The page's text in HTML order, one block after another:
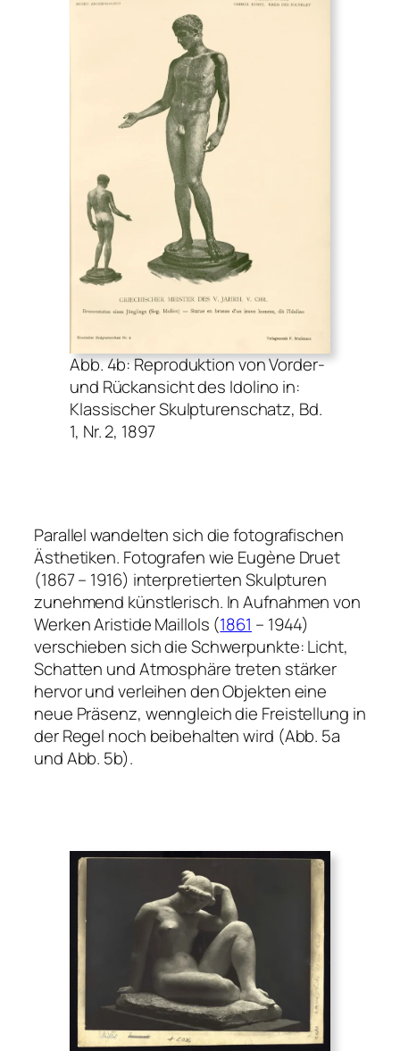
Abb. 4b: Reproduktion von Vorder-
und Rückansicht des Idolino in:
Klassischer Skulpturenschatz, Bd.
1, Nr. 2, 1897
Parallel wandelten sich die fotografischen
Ästhetiken. Fotografen wie Eugène Druet
(1867 – 1916) interpretierten Skulpturen
zunehmend künstlerisch. In Aufnahmen von
Werken Aristide Maillols (1861 – 1944)
verschieben sich die Schwerpunkte: Licht,
Schatten und Atmosphäre treten stärker
hervor und verleihen den Objekten eine
neue Präsenz, wenngleich die Freistellung in
der Regel noch beibehalten wird (Abb. 5a
und Abb. 5b).